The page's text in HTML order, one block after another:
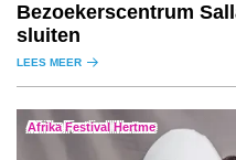
Bezoekerscentrum
sluiten
LEES MEER
Afrika Festival Hertme